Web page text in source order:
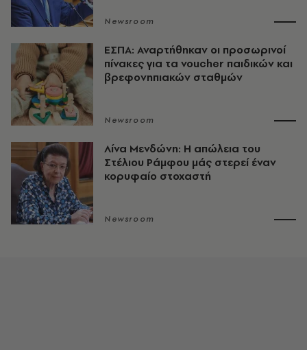
Newsroom
ΕΣΠΑ: Αναρτήθηκαν οι προσωρινοί
πίνακες για τα voucher παιδικών και
βρεφονηπιακών σταθμών
Newsroom
Λίνα Μενδώνη: Η απώλεια του
Στέλιου Ράμφου μάς στερεί έναν
κορυφαίο στοχαστή
Newsroom